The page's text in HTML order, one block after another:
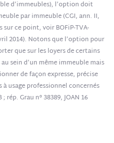
d’immeubles), l’option doit
par immeuble (CGI, ann. II,
ce point, voir BOFiP-TVA-
2014). Notons que l’option pour
que sur les loyers de certains
sein d’un même immeuble mais
de façon expresse, précise
usage professionnel concernés
rép. Grau n° 38389, JOAN 16